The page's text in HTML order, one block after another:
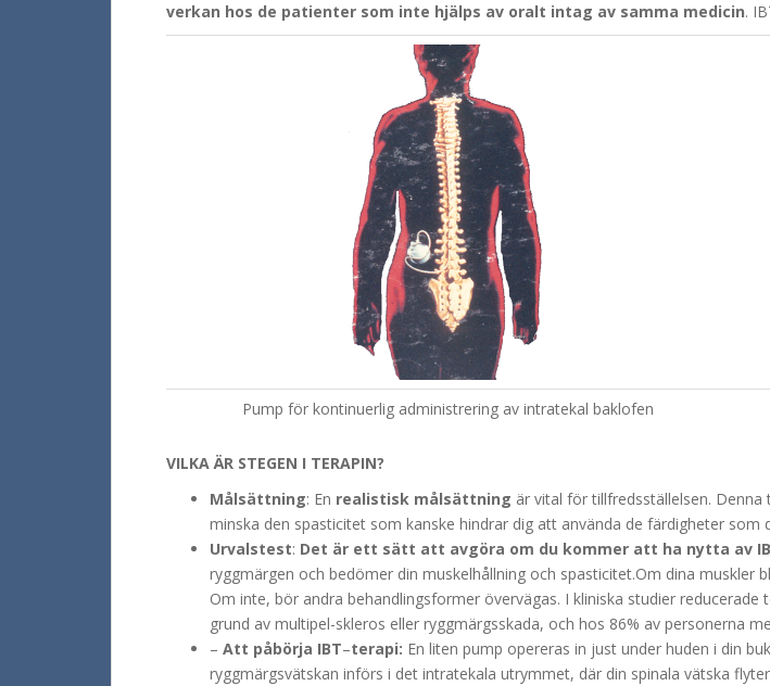
verkan hos de patienter som inte hjälps av oralt intag av samma medicin.
Pump för kontinuerlig administrering av intratekal baklofen
VILKA ÄR STEGEN I TERAPIN?
Målsättning: En realistisk målsättning är vital för tillfredsställelsen.
minska den spasticitet som kanske hindrar dig att använda de färdigheter som
Urvalstest: Det är ett sätt att avgöra om du kommer att ha nytta av
ryggmärgen och bedömer din muskelhållning och spasticitet.Om dina
Om inte, bör andra behandlingsformer övervägas. I kliniska studier
grund av multipel-skleros eller ryggmärgsskada, och hos 86% av personerna
– Att påbörja IBT–terapi: En liten pump opereras in just under huden i din
ryggmärgsvätskan införs i det intratekala utrymmet, där din spinala vätska